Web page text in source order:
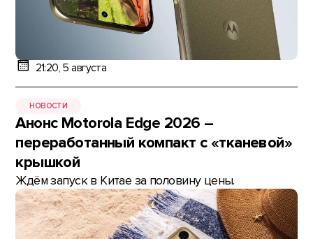
21:20, 5 августа
НОВОСТИ
Анонс Motorola Edge 2026 –
переработанный компакт с «тканевой»
крышкой
Ждём запуск в Китае за половину цены.